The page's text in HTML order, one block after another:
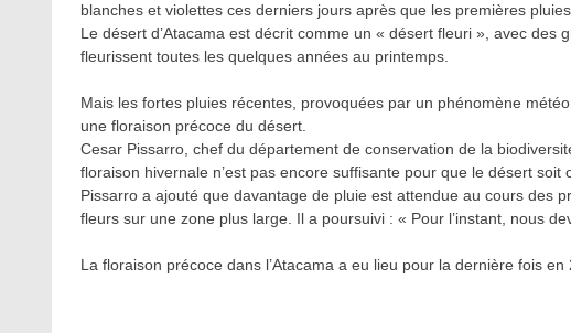
blanches et violettes ces derniers jours après que les premières
Le désert d’Atacama est décrit comme un « désert fleuri », avec des
fleurissent toutes les quelques années au printemps.
Mais les fortes pluies récentes, provoquées par un phénomène
une floraison précoce du désert.
Cesar Pissarro, chef du département de conservation de la
floraison hivernale n’est pas encore suffisante pour que le désert
Pissarro a ajouté que davantage de pluie est attendue au cours des
fleurs sur une zone plus large. Il a poursuivi : « Pour l’instant, nous
La floraison précoce dans l’Atacama a eu lieu pour la dernière fois en